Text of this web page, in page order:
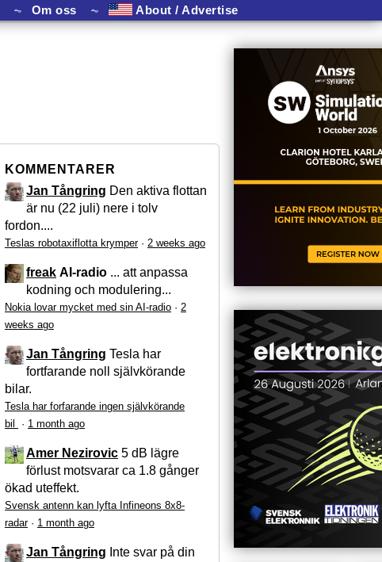
⏦ Om oss ⏦ About / Advertise
KOMMENTARER
Jan Tångring Den aktiva flottan
är nu (22 juli) nere i tolv
fordon....
Teslas robotaxiflotta krymper· 2 weeks ago
freak AI-radio ... att anpassa
kodning och modulering...
Nokia lovar mycket med sin AI-radio · 2
weeks ago
Jan Tångring Tesla har
fortfarande noll självkörande
bilar.
Tesla har forfarande ingen självkörande
bil
· 1 month ago
Amer Nezirovic 5 dB lägre
förlust motsvarar ca 1.8 gånger
ökad uteffekt.
Svensk antenn kan lyfta Infineons 8x8-
radar· 1 month ago
Jan Tångring Inte svar på din